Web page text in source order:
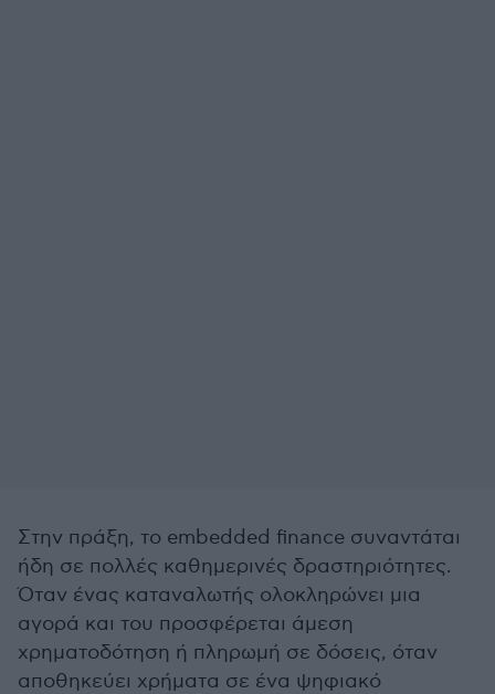
Στην πράξη, το embedded finance συναντάται
ήδη σε πολλές καθημερινές δραστηριότητες.
Όταν ένας καταναλωτής ολοκληρώνει μια
αγορά και του προσφέρεται άμεση
χρηματοδότηση ή πληρωμή σε δόσεις, όταν
αποθηκεύει χρήματα σε ένα ψηφιακό